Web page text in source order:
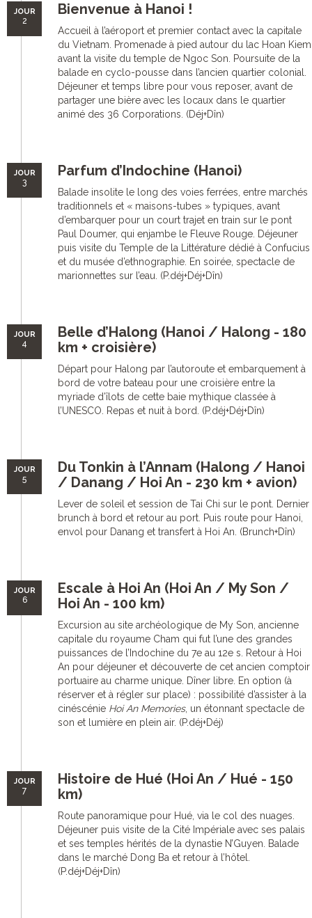
JOUR
2
Bienvenue à Hanoi !
Accueil à l’aéroport et premier contact avec la capitale
du Vietnam. Promenade à pied autour du lac Hoan Kiem
avant la visite du temple de Ngoc Son. Poursuite de la
balade en cyclo-pousse dans l’ancien quartier colonial.
Déjeuner et temps libre pour vous reposer, avant de
partager une bière avec les locaux dans le quartier
animé des 36 Corporations. (Déj+Dîn)
JOUR
3
Parfum d’Indochine (Hanoi)
Balade insolite le long des voies ferrées, entre marchés
traditionnels et « maisons-tubes » typiques, avant
d’embarquer pour un court trajet en train sur le pont
Paul Doumer, qui enjambe le Fleuve Rouge. Déjeuner
puis visite du Temple de la Littérature dédié à Confucius
et du musée d’ethnographie. En soirée, spectacle de
marionnettes sur l’eau. (P.déj+Déj+Dîn)
JOUR
4
Belle d’Halong (Hanoi / Halong - 180
km + croisière)
Départ pour Halong par l’autoroute et embarquement à
bord de votre bateau pour une croisière entre la
myriade d’îlots de cette baie mythique classée à
l’UNESCO. Repas et nuit à bord. (P.déj+Déj+Dîn)
JOUR
5
Du Tonkin à l’Annam (Halong / Hanoi
/ Danang / Hoi An - 230 km + avion)
Lever de soleil et session de Tai Chi sur le pont. Dernier
brunch à bord et retour au port. Puis route pour Hanoi,
envol pour Danang et transfert à Hoi An. (Brunch+Dîn)
JOUR
6
Escale à Hoi An (Hoi An / My Son /
Hoi An - 100 km)
Excursion au site archéologique de My Son, ancienne
capitale du royaume Cham qui fut l’une des grandes
puissances de l’Indochine du 7e au 12e s. Retour à Hoi
An pour déjeuner et découverte de cet ancien comptoir
portuaire au charme unique. Dîner libre. En option (à
réserver et à régler sur place) : possibilité d’assister à la
cinéscénie Hoi An Memories, un étonnant spectacle de
son et lumière en plein air. (P.déj+Déj)
JOUR
7
Histoire de Hué (Hoi An / Hué - 150
km)
Route panoramique pour Hué, via le col des nuages.
Déjeuner puis visite de la Cité Impériale avec ses palais
et ses temples hérités de la dynastie N’Guyen. Balade
dans le marché Dong Ba et retour à l’hôtel.
(P.déj+Déj+Dîn)